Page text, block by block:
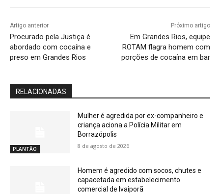
Artigo anterior
Procurado pela Justiça é
abordado com cocaína e
preso em Grandes Rios
Próximo artigo
Em Grandes Rios, equipe
ROTAM flagra homem com
porções de cocaína em bar
RELACIONADAS
PLANTÃO
Mulher é agredida por ex-companheiro e
criança aciona a Polícia Militar em
Borrazópolis
8 de agosto de 2026
Homem é agredido com socos, chutes e
capacetada em estabelecimento
comercial de Ivaiporã